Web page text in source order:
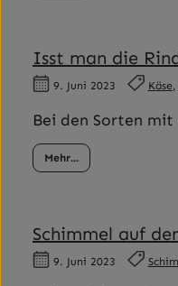
Isst man die
9. Juni 2023 Käse,
Bei den Sorten
Mehr...
Schimmel auf
9. Juni 2023